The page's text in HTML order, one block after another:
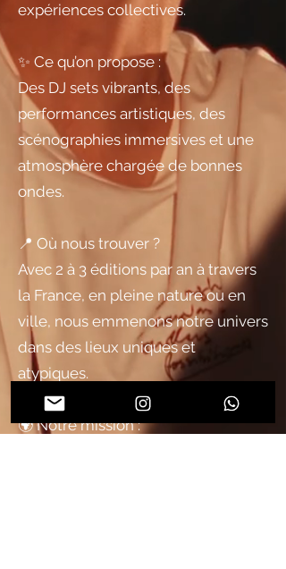
expériences collectives.
✨ Ce qu’on propose :
Des DJ sets vibrants, des
performances artistiques, des
scénographies immersives et une
atmosphère chargée de bonnes
ondes.
📍 Où nous trouver ?
Avec 2 à 3 éditions par an à travers
la France, en pleine nature ou en
ville, nous emmenons notre univers
dans des lieux uniques et
atypiques.
🌍 Notre mission :